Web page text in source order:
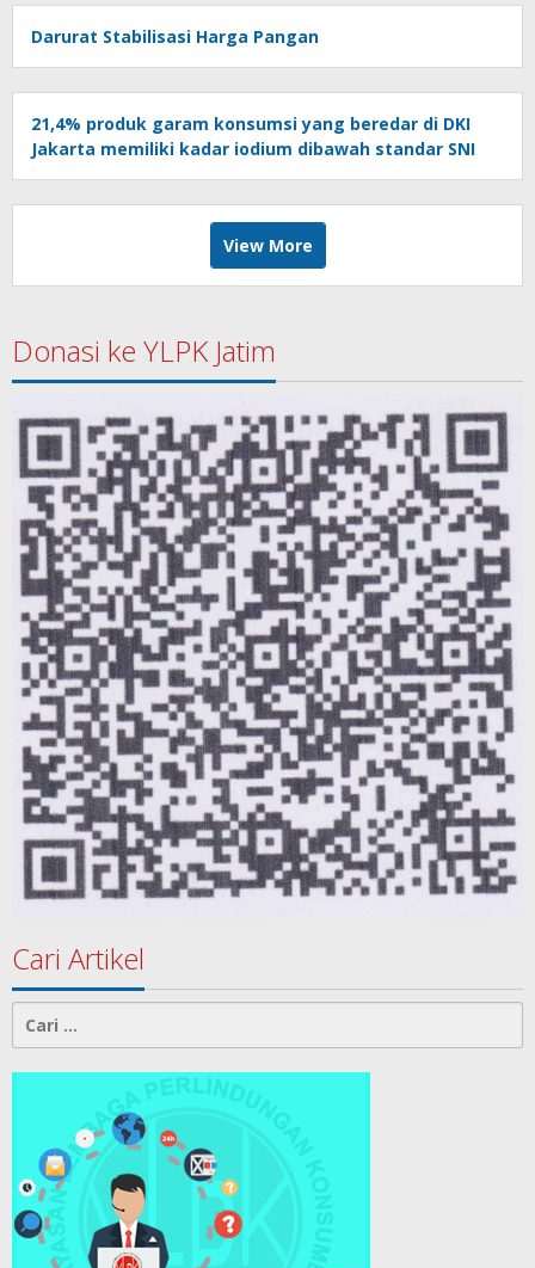
Darurat Stabilisasi Harga Pangan
21,4% produk garam konsumsi yang beredar di DKI
Jakarta memiliki kadar iodium dibawah standar SNI
View More
Donasi ke YLPK Jatim
Cari Artikel
untuk: